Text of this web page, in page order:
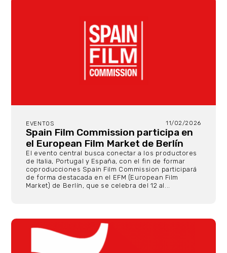
EVENTOS 11/02/2026
Spain Film Commission participa en
el European Film Market de Berlín
El evento central busca conectar a los productores
de Italia, Portugal y España, con el fin de formar
coproducciones Spain Film Commission participará
de forma destacada en el EFM (European Film
Market) de Berlín, que se celebra del 12 al...